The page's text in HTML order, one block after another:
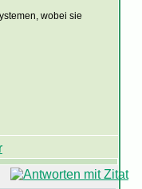
wobei sie